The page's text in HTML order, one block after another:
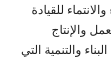
للقيادة
والإنتاج
والتنمية التي